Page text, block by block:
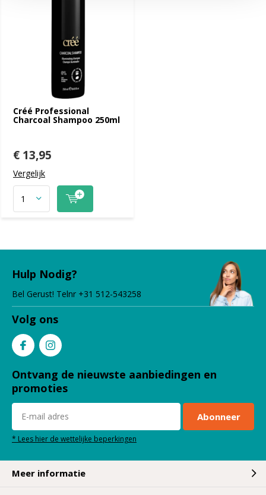
Créé Professional
Charcoal Shampoo 250ml
€ 13,95
Vergelijk
Hulp Nodig?
Bel Gerust! Telnr +31 512-543258
Volg ons
Ontvang de nieuwste aanbiedingen en
promoties
Abonneer
* Lees hier de wettelijke beperkingen
Meer informatie